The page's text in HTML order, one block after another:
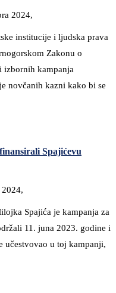
2024,
institucije i ljudska prava
Zakonu o
izbornih kampanja
novčanih kazni kako bi se
Spajićevu
2024,
Spajića je kampanja za
11. juna 2023. godine i
učestvovao u toj kampanji,